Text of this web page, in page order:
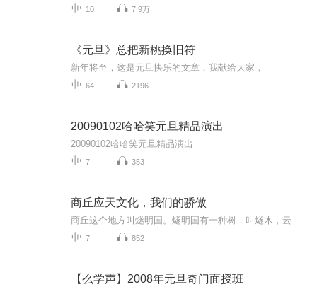
10 7.9万
《元旦》总把新桃换旧符
新年将至，这是元旦快乐的文章，我献给大家，
64 2196
20090102哈哈笑元旦精品演出
20090102哈哈笑元旦精品演出
7 353
商丘应天文化，我们的骄傲
7 852
【么学声】2008年元旦奇门面授班